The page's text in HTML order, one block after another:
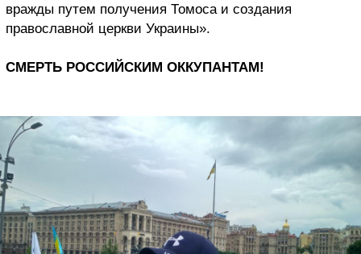
вражды путем получения Томоса и создания
православной церкви Украины».
СМЕРТЬ РОССИЙСКИМ ОККУПАНТАМ!